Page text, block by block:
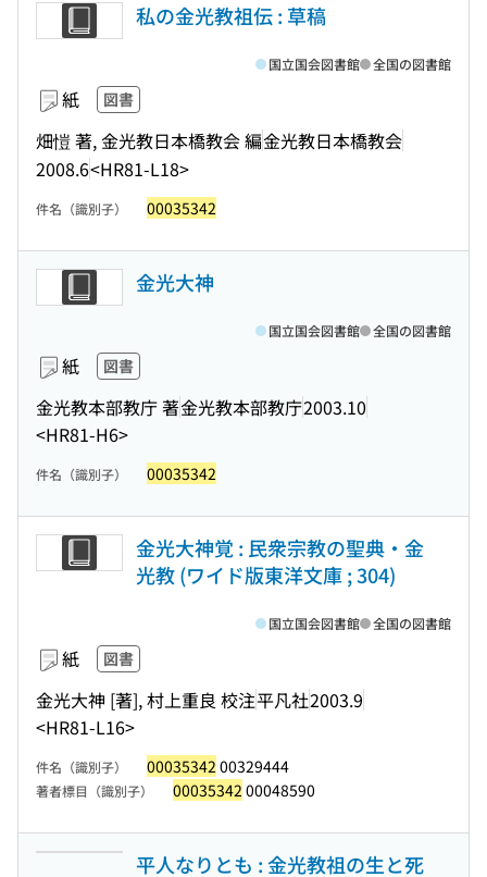
私の金光教祖伝 : 草稿
紙 図書
畑愷 著, 金光教日本橋教会 編金光教日本橋教会
2008.6<HR81-L18>
国立国会図書館 全国の図書館
件名（識別子） 00035342
金光大神
紙 図書
金光教本部教庁 著金光教本部教庁2003.10
<HR81-H6>
国立国会図書館 全国の図書館
件名（識別子） 00035342
金光大神覚 : 民衆宗教の聖典・金
光教 (ワイド版東洋文庫 ; 304)
紙 図書
金光大神 [著], 村上重良 校注平凡社2003.9
<HR81-L16>
国立国会図書館 全国の図書館
件名（識別子） 00035342 00329444
著者標目（識別子） 00035342 00048590
平人なりとも : 金光教祖の生と死